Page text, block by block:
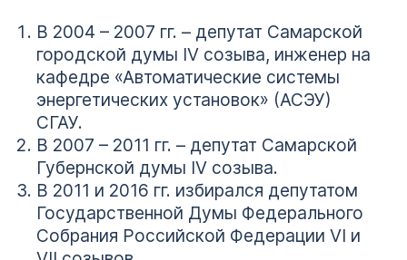
В 2004 – 2007 гг. – депутат Самарской
городской думы IV созыва, инженер на
кафедре «Автоматические системы
энергетических установок» (АСЭУ)
СГАУ.
В 2007 – 2011 гг. – депутат Самарской
Губернской думы IV созыва.
В 2011 и 2016 гг. избирался депутатом
Государственной Думы Федерального
Собрания Российской Федерации VI и